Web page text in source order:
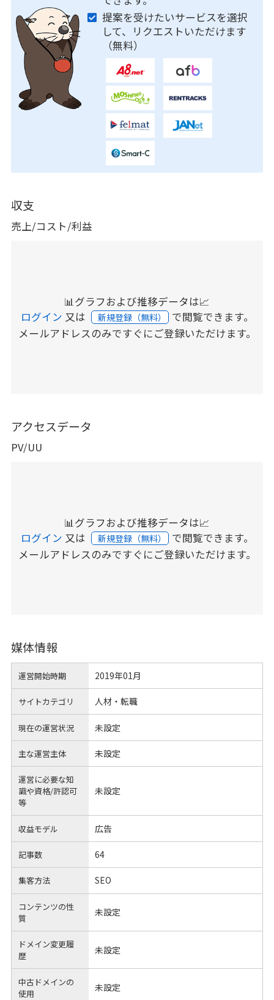
提案を受けたいサービスを選択
して、リクエストいただけます
（無料）
収支
売上/コスト/利益
📊グラフおよび推移データは📈
ログイン 又は 新規登録（無料） で閲覧できます。
メールアドレスのみですぐにご登録いただけます。
アクセスデータ
PV/UU
📊グラフおよび推移データは📈
ログイン 又は 新規登録（無料） で閲覧できます。
メールアドレスのみですぐにご登録いただけます。
媒体情報
運営開始時期 2019年01月
サイトカテゴリ 人材・転職
現在の運営状況 未設定
主な運営主体 未設定
運営に必要な知
識や資格/許認可
等
未設定
収益モデル 広告
記事数 64
集客方法 SEO
コンテンツの性
質
未設定
ドメイン変更履
歴
未設定
中古ドメインの
使用
未設定